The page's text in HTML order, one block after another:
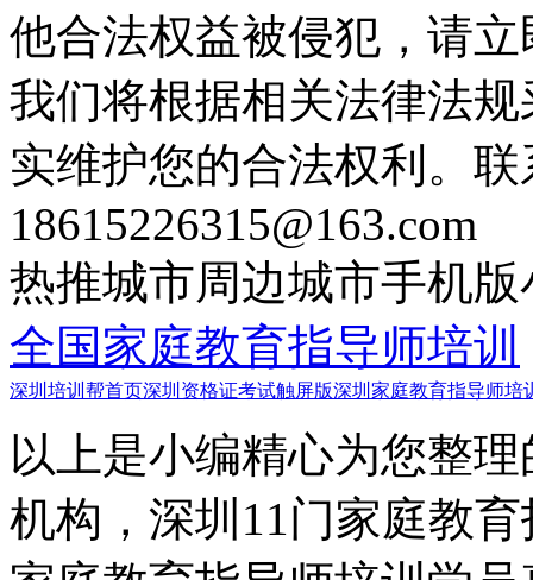
他合法权益被侵犯，请
我们将根据相关法律法
实维护您的合法权利。
18615226315@163.com
热推城市周边城市手机版
全国家庭教育指导师培训
深圳培训帮首页深圳资格证考试触屏版深圳家庭教育指导师培
以上是小编精心为您整
机构，深圳11门家庭教